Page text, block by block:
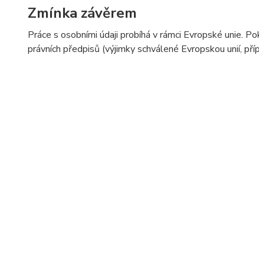
Zmínka závěrem
Práce s osobními údaji probíhá v rámci Evropské unie.
právních předpisů (výjimky schválené Evropskou unií,